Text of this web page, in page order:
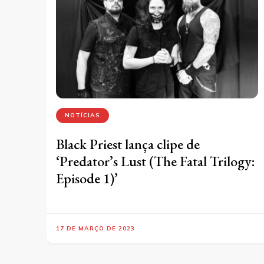
NOTÍCIAS
Black Priest lança clipe de
‘Predator’s Lust (The Fatal Trilogy:
Episode 1)’
17 DE MARÇO DE 2023